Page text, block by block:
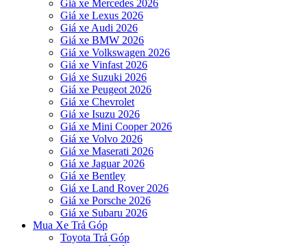
Giá xe Mercedes 2026
Giá xe Lexus 2026
Giá xe Audi 2026
Giá xe BMW 2026
Giá xe Volkswagen 2026
Giá xe Vinfast 2026
Giá xe Suzuki 2026
Giá xe Peugeot 2026
Giá xe Chevrolet
Giá xe Isuzu 2026
Giá xe Mini Cooper 2026
Giá xe Volvo 2026
Giá xe Maserati 2026
Giá xe Jaguar 2026
Giá xe Bentley
Giá xe Land Rover 2026
Giá xe Porsche 2026
Giá xe Subaru 2026
Mua Xe Trả Góp
Toyota Trả Góp